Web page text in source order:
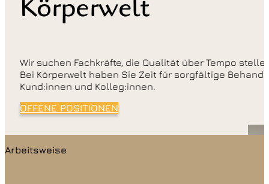
Körperwelt
Wir suchen Fachkräfte, die Qualität über Tempo
Bei Körperwelt haben Sie Zeit für sorgfältige
Kund:innen und Kolleg:innen.
OFFENE POSITIONEN
Arbeitsweise